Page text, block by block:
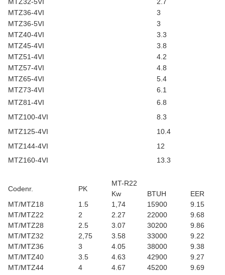
MTZ36-4VI
3
MTZ36-5VI
3
MTZ40-4VI
3.3
MTZ45-4VI
3.8
MTZ51-4VI
4.2
MTZ57-4VI
4.8
MTZ65-4VI
5.4
MTZ73-4VI
6.1
MTZ81-4VI
6.8
MTZ100-4VI
8.3
MTZ125-4VI
10.4
MTZ144-4VI
12
MTZ160-4VI
13.3
Codenr. PK
MT-R22
Kw
BTUH
EER
MT/MTZ18
1.5 1,74 15900
9.15
MT/MTZ22
2 2.27 22000
9.68
MT/MTZ28
2.5 3.07 30200
9.86
MT/MTZ32
2,75 3.58 33000
9.22
MT/MTZ36
3 4.05 38000
9.38
MT/MTZ40
3.5 4.63 42900
9.27
MT/MTZ44
4 4.67 45200
9.69